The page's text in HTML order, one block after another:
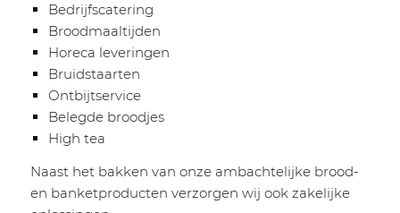
Bedrijfscatering
Broodmaaltijden
Horeca leveringen
Bruidstaarten
Ontbijtservice
Belegde broodjes
High tea
Naast het bakken van onze ambachtelijke brood-
en banketproducten verzorgen wij ook zakelijke